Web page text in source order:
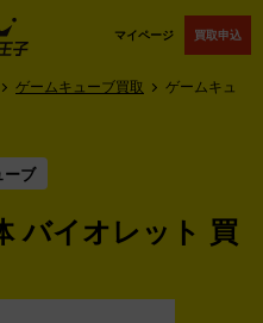
マイページ 買取申込
ゲームキューブ買取
ゲームキュ
ーブ
バイオレット 買